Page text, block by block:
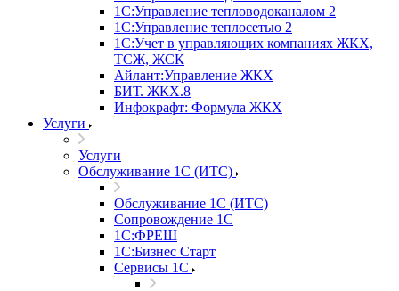
1С:Управление тепловодоканалом 2
1С:Управление теплосетью 2
1С:Учет в управляющих компаниях ЖКХ,
ТСЖ, ЖСК
Айлант:Управление ЖКХ
БИТ. ЖКХ.8
Инфокрафт: Формула ЖКХ
Услуги
Услуги
Обслуживание 1С (ИТС)
Обслуживание 1С (ИТС)
Сопровождение 1С
1С:ФРЕШ
1С:Бизнес Старт
Сервисы 1С